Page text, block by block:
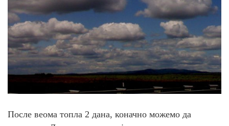
После веома топла 2 дана, коначно можемо да